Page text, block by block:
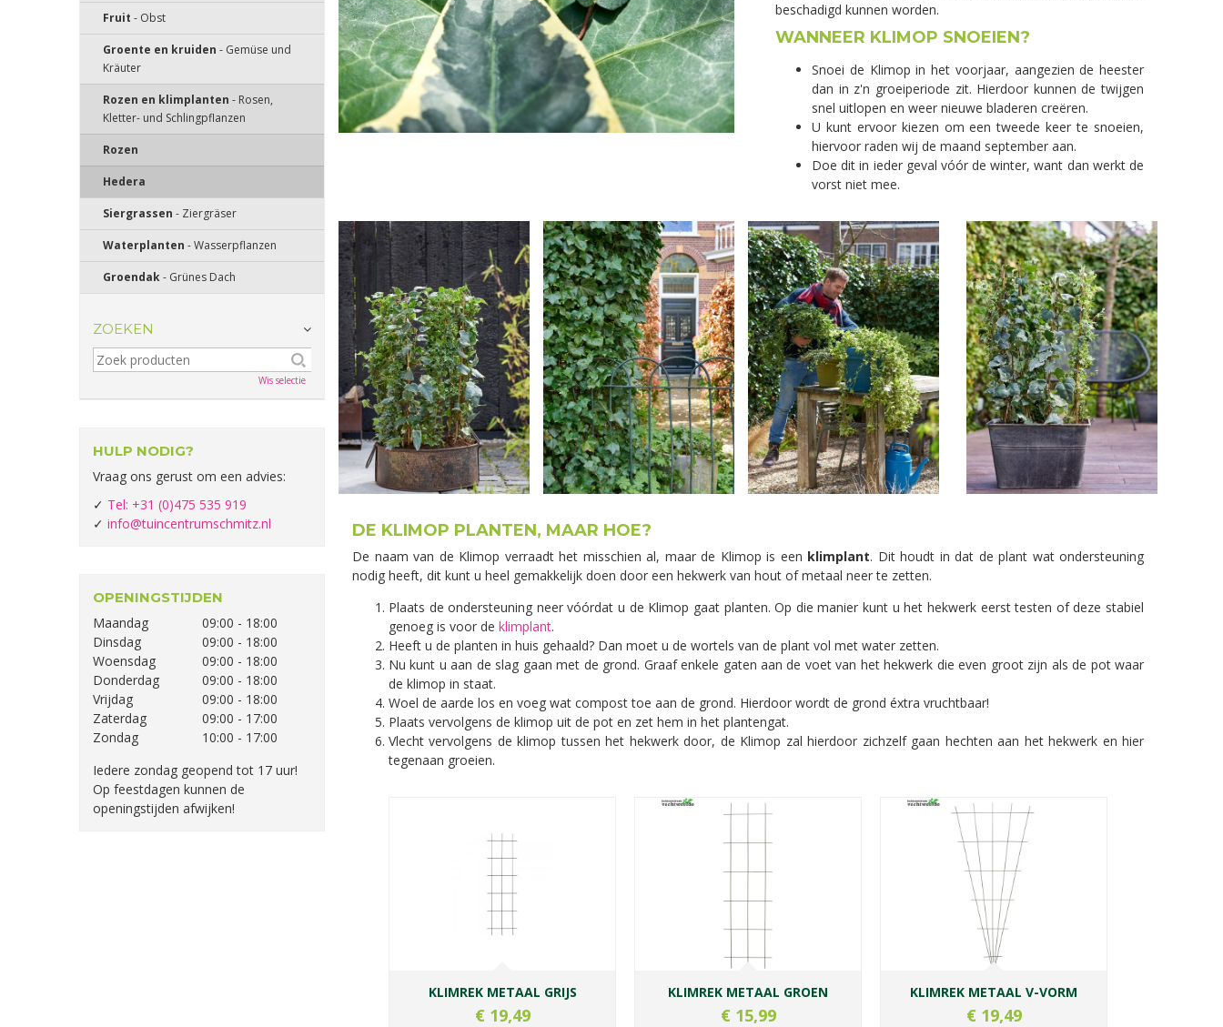
beschadigd kunnen worden.
WANNEER KLIMOP SNOEIEN?
Snoei de Klimop in het voorjaar, aangezien de heester
dan in z'n groeiperiode zit. Hierdoor kunnen de twijgen
snel uitlopen en weer nieuwe bladeren creëren.
U kunt ervoor kiezen om een tweede keer te snoeien,
hiervoor raden wij de maand september aan.
Doe dit in ieder geval vóór de winter, want dan werkt de
vorst niet mee.
DE KLIMOP PLANTEN, MAAR HOE?
De naam van de Klimop verraadt het misschien al, maar de Klimop is een klimplant. Dit houdt in dat de plant wat ondersteuning
nodig heeft, dit kunt u heel gemakkelijk doen door een hekwerk van hout of metaal neer te zetten.
Plaats de ondersteuning neer vóórdat u de Klimop gaat planten. Op die manier kunt u het hekwerk eerst testen of deze stabiel
genoeg is voor de klimplant.
Heeft u de planten in huis gehaald? Dan moet u de wortels van de plant vol met water zetten.
Nu kunt u aan de slag gaan met de grond. Graaf enkele gaten aan de voet van het hekwerk die even groot zijn als de pot waar
de klimop in staat.
Woel de aarde los en voeg wat compost toe aan de grond. Hierdoor wordt de grond éxtra vruchtbaar!
Plaats vervolgens de klimop uit de pot en zet hem in het plantengat.
Vlecht vervolgens de klimop tussen het hekwerk door, de Klimop zal hierdoor zichzelf gaan hechten aan het hekwerk en hier
tegenaan groeien.
KLIMREK METAAL GRIJS
€ 19,49
KLIMREK METAAL GROEN
€ 15,99
KLIMREK METAAL V-VORM
€ 19,49
Fruit - Obst
Groente en kruiden - Gemüse und
Kräuter
Rozen en klimplanten - Rosen,
Kletter- und Schlingpflanzen
Rozen
Hedera
Siergrassen - Ziergräser
Waterplanten - Wasserpflanzen
Groendak- Grünes Dach
ZOEKEN
Wis selectie
HULP NODIG?
Vraag ons gerust om een advies:
✓ Tel: +31 (0)475 535 919
✓ info@tuincentrumschmitz.nl
OPENINGSTIJDEN
Maandag
09:00 - 18:00
Dinsdag
09:00 - 18:00
Woensdag
09:00 - 18:00
Donderdag
09:00 - 18:00
Vrijdag
09:00 - 18:00
Zaterdag
09:00 - 17:00
Zondag
10:00 - 17:00
Iedere zondag geopend tot 17 uur!
Op feestdagen kunnen de
openingstijden afwijken!